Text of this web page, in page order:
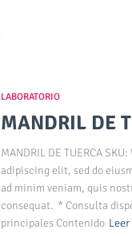
LABORATORIO
MANDRIL DE
MANDRIL DE TUERCA
adipiscing elit, sed do
ad minim veniam, quis
consequat. * Consulta
principales Contenido Leer